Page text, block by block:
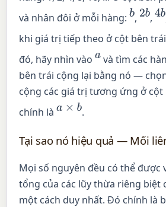
và nhân đôi ở mỗi hàng:b, 2b, 4b
khi giá trị tiếp theo ở cột bên
đó, hãy nhìn vàoa và tìm các
bên trái cộng lại bằng nó —
cộng các giá trị tương ứng ở cột
chính làa×b .
Tại sao nó hiệu quả — Mối
Mọi số nguyên đều có thể được
tổng của các lũy thừa riêng biệt
một cách duy nhất. Đó chính là